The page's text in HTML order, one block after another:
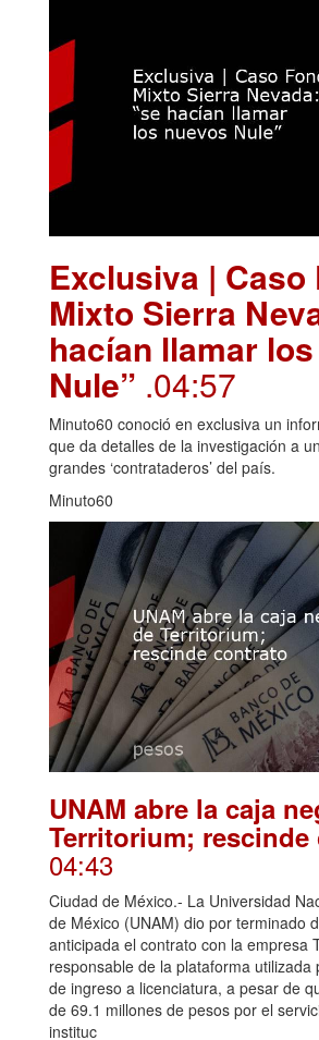
Exclusiva | Caso
Mixto Sierra
hacían llamar
Nule” .04:57
Minuto60 conoció en exclusiva un
que da detalles de la investigación a
grandes ‘contrataderos’ del país.
Minuto60
UNAM abre la caja
Territorium; rescinde
04:43
Ciudad de México.- La Universidad
de México (UNAM) dio por terminado
anticipada el contrato con la empresa
responsable de la plataforma utilizada
de ingreso a licenciatura, a pesar de
de 69.1 millones de pesos por el
instituc